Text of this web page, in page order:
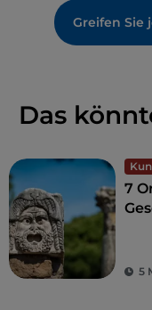
Das
7
5